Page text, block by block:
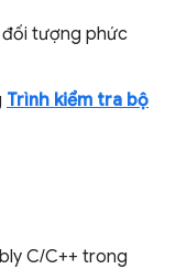
đối tượng phức
Trình kiểm tra bộ
C/C++ trong